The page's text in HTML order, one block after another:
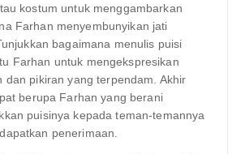
kostum untuk menggambarkan
Farhan menyembunyikan jati
bagaimana menulis puisi
Farhan untuk mengekspresikan
dan pikiran yang terpendam. Akhir
berupa Farhan yang berani
puisinya kepada teman-temannya
penerimaan.